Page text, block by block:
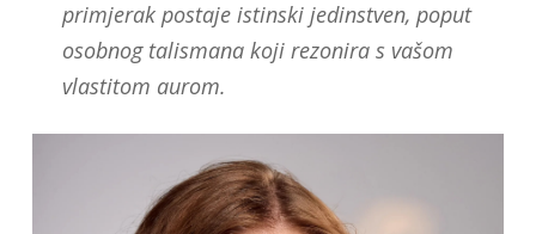
primjerak postaje istinski jedinstven, poput
osobnog talismana koji rezonira s vašom
vlastitom aurom.